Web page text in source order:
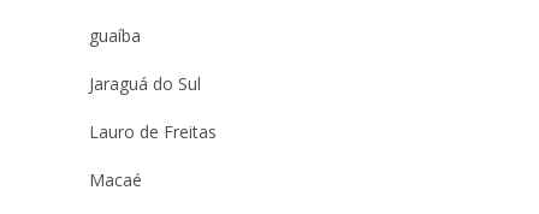
guaíba
Jaraguá do Sul
Lauro de Freitas
Macaé